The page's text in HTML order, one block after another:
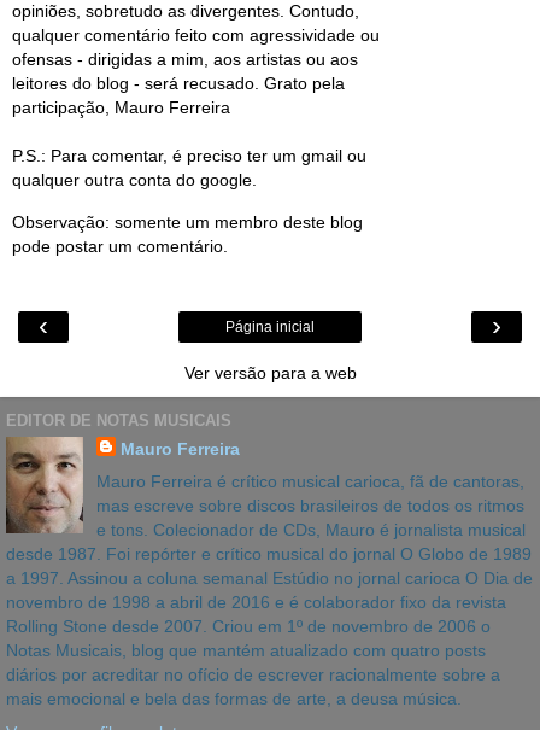
opiniões, sobretudo as divergentes. Contudo,
qualquer comentário feito com agressividade ou
ofensas - dirigidas a mim, aos artistas ou aos
leitores do blog - será recusado. Grato pela
participação, Mauro Ferreira
P.S.: Para comentar, é preciso ter um gmail ou
qualquer outra conta do google.
Observação: somente um membro deste blog
pode postar um comentário.
‹ ›
Página inicial
Ver versão para a web
EDITOR DE NOTAS MUSICAIS
Mauro Ferreira
Mauro Ferreira é crítico musical carioca, fã de cantoras,
mas escreve sobre discos brasileiros de todos os ritmos
e tons. Colecionador de CDs, Mauro é jornalista musical
desde 1987. Foi repórter e crítico musical do jornal O Globo de 1989
a 1997. Assinou a coluna semanal Estúdio no jornal carioca O Dia de
novembro de 1998 a abril de 2016 e é colaborador fixo da revista
Rolling Stone desde 2007. Criou em 1º de novembro de 2006 o
Notas Musicais, blog que mantém atualizado com quatro posts
diários por acreditar no ofício de escrever racionalmente sobre a
mais emocional e bela das formas de arte, a deusa música.